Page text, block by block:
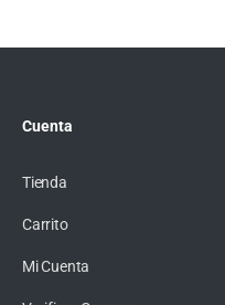
Cuenta
Tienda
Carrito
Mi Cuenta